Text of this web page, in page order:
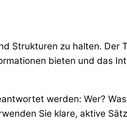
Strukturen zu halten. Der
bieten und das
werden: Wer?
Sie klare, aktive